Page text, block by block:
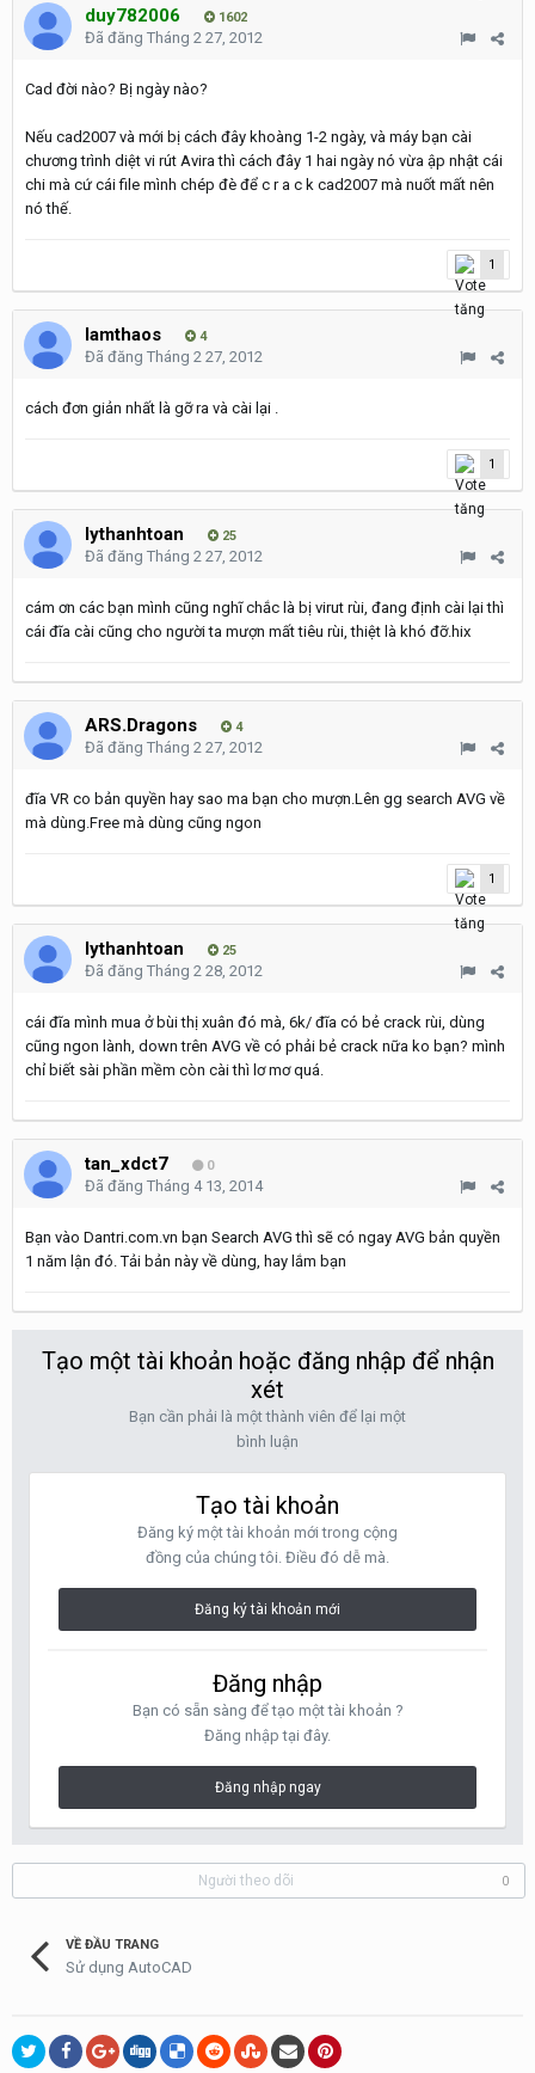
duy782006 1602
Đã đăng Tháng 2 27, 2012
Cad đời nào? Bị ngày nào?
Nếu cad2007 và mới bị cách đây khoàng 1-2 ngày, và máy bạn cài
chương trình diệt vi rút Avira thì cách đây 1 hai ngày nó vừa ập nhật cái
chi mà cứ cái file mình chép đè để c r a c k cad2007 mà nuốt mất nên
nó thế.
1
lamthaos 4
Đã đăng Tháng 2 27, 2012
cách đơn giản nhất là gỡ ra và cài lại .
1
lythanhtoan 25
Đã đăng Tháng 2 27, 2012
cám ơn các bạn mình cũng nghĩ chắc là bị virut rùi, đang định cài lại thì
cái đĩa cài cũng cho người ta mượn mất tiêu rùi, thiệt là khó đỡ.hix
ARS.Dragons 4
Đã đăng Tháng 2 27, 2012
đĩa VR co bản quyền hay sao ma bạn cho mượn.Lên gg search AVG về
mà dùng.Free mà dùng cũng ngon
1
lythanhtoan 25
Đã đăng Tháng 2 28, 2012
cái đĩa mình mua ở bùi thị xuân đó mà, 6k/ đĩa có bẻ crack rùi, dùng
cũng ngon lành, down trên AVG về có phải bẻ crack nữa ko bạn? mình
chỉ biết sài phần mềm còn cài thì lơ mơ quá.
tan_xdct7 0
Đã đăng Tháng 4 13, 2014
Bạn vào Dantri.com.vn bạn Search AVG thì sẽ có ngay AVG bản quyền
1 năm lận đó. Tải bản này về dùng, hay lắm bạn
Tạo một tài khoản hoặc đăng nhập để nhận
xét
Bạn cần phải là một thành viên để lại một
bình luận
Tạo tài khoản
Đăng ký một tài khoản mới trong cộng
đồng của chúng tôi. Điều đó dễ mà.
Đăng ký tài khoản mới
Đăng nhập
Bạn có sẵn sàng để tạo một tài khoản ?
Đăng nhập tại đây.
Đăng nhập ngay
Người theo dõi 0
VỀ ĐẦU TRANG
Sử dụng AutoCAD